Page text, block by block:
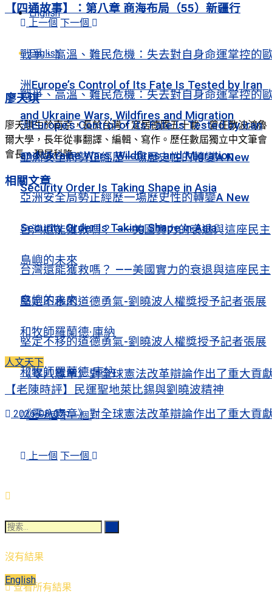
English
戰爭、高溫、難民危機：失去對自身命運掌控的
洲Europe’s Control of Its Fate Is Tested by Iran
and Ukraine Wars, Wildfires and Migration
亞洲安全局勢正經歷一場歷史性的轉變A New
Security Order Is Taking Shape in Asia
台灣還能獲救嗎？ ——美國實力的衰退與這座民主
島嶼的未來
堅定不移的道德勇氣-劉曉波人權獎授予記者張展
和牧師羅蘭德·庫納
《零八憲章》對全球憲法改革辯論作出了重大貢
上一個 下一個
上一個 下一個
English
戰爭、高溫、難民危機：失去對自身命運掌控的
洲Europe’s Control of Its Fate Is Tested by Iran
and Ukraine Wars, Wildfires and Migration
亞洲安全局勢正經歷一場歷史性的轉變A New
Security Order Is Taking Shape in Asia
台灣還能獲救嗎？ ——美國實力的衰退與這座民主
島嶼的未來
堅定不移的道德勇氣-劉曉波人權獎授予記者張展
和牧師羅蘭德·庫納
《零八憲章》對全球憲法改革辯論作出了重大貢
上一個 下一個
沒有結果
查看所有結果
【四通故事】：第八章 商海布局（55）新疆行
廖天琪
廖天琪生於南京，長於台灣，定居德國五十載。曾任教波鴻魯
爾大學，長年從事翻譯、編輯、寫作。歷任數屆獨立中文筆會
會長。現居科隆。
相關文章
人文天下
【老陳時評】民運聖地萊比錫與劉曉波精神
2026-08-07
English